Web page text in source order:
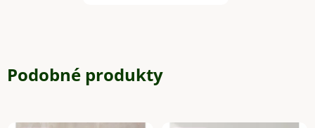
Podobné produkty